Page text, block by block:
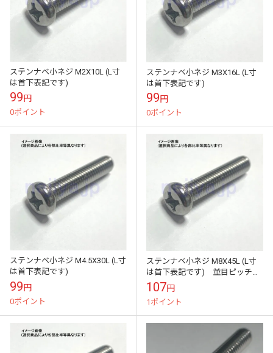
ステンナベ小ネジ M2X10L (L寸
は首下表記です)
99円
0ポイント
ステンナベ小ネジ M3X16L (L寸
は首下表記です)
99円
0ポイント
ステンナベ小ネジ M4.5X30L (L寸
は首下表記です)
99円
0ポイント
ステンナベ小ネジ M8X45L (L寸
は首下表記です) 並目ピッチ
(P=1.25）
107円
1ポイント